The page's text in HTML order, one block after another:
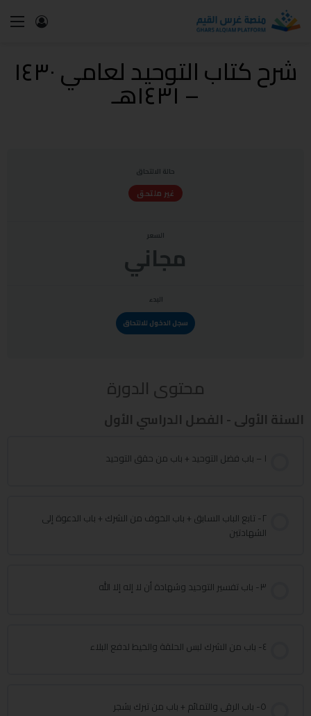
شرح كتاب التوحيد لعامي ١٤٣٠
– ١٤٣١هـ
حالة الالتحاق
غير ملتحق
السعر
مجاني
البدء
سجل الدخول للالتحاق
محتوى الدورة
السنة الأولى - الفصل الدراسي الأول
١ – باب فضل التوحيد + باب من حقق التوحيد
٢- تابع الباب السابق + باب الخوف من الشرك + باب الدعوة إلى
الشهادتين
٣- باب تفسير التوحيد وشهادة أن لا إله إلا الله
٤- باب من الشرك لبس الحلقة والخيط لدفع البلاء
٥- باب الرقى والتمائم + باب من تبرك بشجر